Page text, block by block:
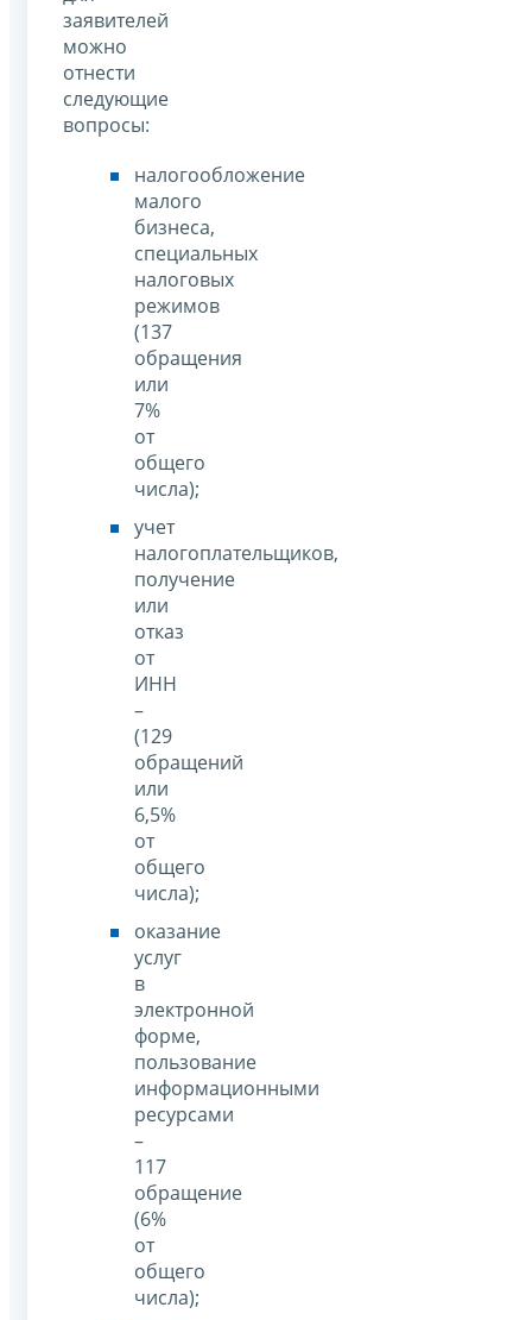
заявителей
можно
отнести
следующие
вопросы:
налогообложение
малого
бизнеса,
специальных
налоговых
режимов
(137
обращения
или
7%
от
общего
числа);
учет
налогоплательщиков,
получение
или
отказ
от
ИНН
–
(129
обращений
или
6,5%
от
общего
числа);
оказание
услуг
в
электронной
форме,
пользование
информационными
ресурсами
–
117
обращение
(6%
от
общего
числа);